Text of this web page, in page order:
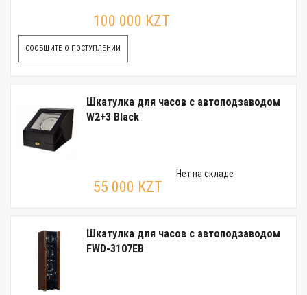
100 000 KZT
СООБЩИТЕ О ПОСТУПЛЕНИИ
Шкатулка для часов с автоподзаводом
W2+3 Black
55 000 KZT
Нет на складе
Шкатулка для часов с автоподзаводом
FWD-3107EB